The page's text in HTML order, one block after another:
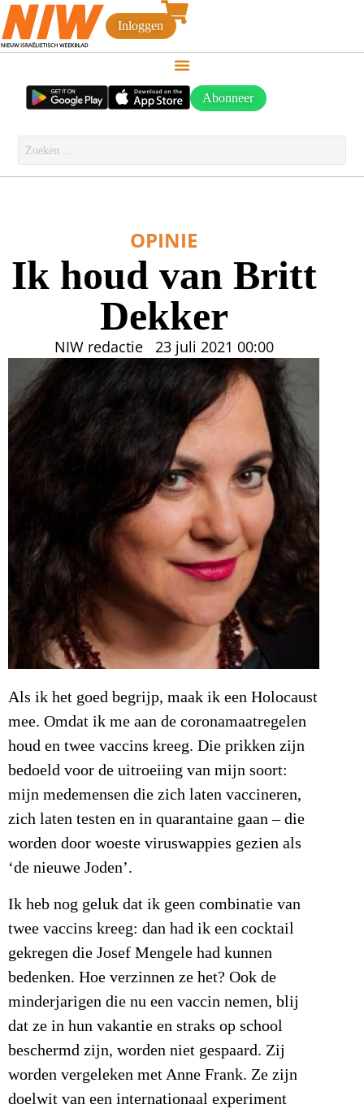
Inloggen
Abonneer
OPINIE
Ik houd van Britt
Dekker
NIW redactie 23 juli 2021 00:00
Als ik het goed begrijp, maak ik een Holocaust
mee. Omdat ik me aan de coronamaatregelen
houd en twee vaccins kreeg. Die prikken zijn
bedoeld voor de uitroeiing van mijn soort:
mijn medemensen die zich laten vaccineren,
zich laten testen en in quarantaine gaan – die
worden door woeste viruswappies gezien als
‘de nieuwe Joden’.
Ik heb nog geluk dat ik geen combinatie van
twee vaccins kreeg: dan had ik een cocktail
gekregen die Josef Mengele had kunnen
bedenken. Hoe verzinnen ze het? Ook de
minderjarigen die nu een vaccin nemen, blij
dat ze in hun vakantie en straks op school
beschermd zijn, worden niet gespaard. Zij
worden vergeleken met Anne Frank. Ze zijn
doelwit van een internationaal experiment